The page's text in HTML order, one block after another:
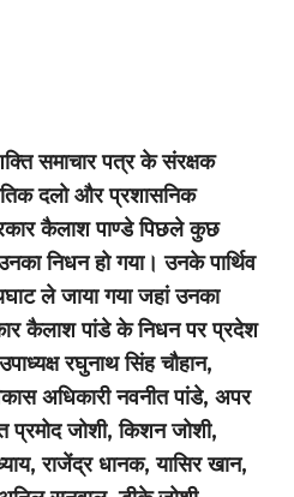
समाचार पत्र के संरक्षक
दलो और प्रशासनिक
कैलाश पाण्डे पिछले कुछ
निधन हो गया। उनके पार्थिव
ले जाया गया जहां उनका
कैलाश पांडे के निधन पर प्रदेश
रघुनाथ सिंह चौहान,
अधिकारी नवनीत पांडे, अपर
प्रमोद जोशी, किशन जोशी,
राजेंद्र धा​नक, यासिर खान,